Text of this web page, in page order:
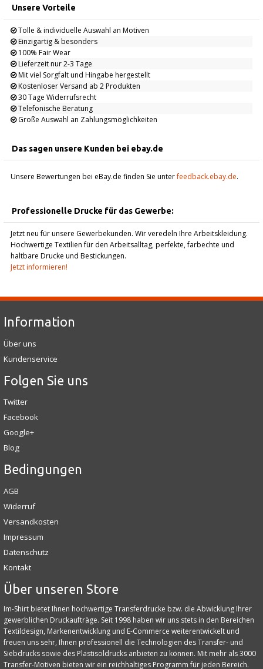
Unsere Vorteile
Tolle & individuelle Auswahl an Motiven
Einzigartig & besonders
100% Fair Wear
Lieferzeit nur 2-3 Tage
Mit viel Sorgfalt und Hingabe hergestellt
Kostenloser Versand ab 2 Produkten
30 Tage Widerrufsrecht
Telefonische Beratung
Große Auswahl an Zahlungsmöglichkeiten
Das sagen unsere Kunden bei ebay.de
Unsere Bewertungen bei eBay.de finden Sie unterfeedback.ebay.de.
Professionelle Drucke für das Gewerbe:
Jetzt neu für unsere Gewerbekunden. Wir veredeln Ihre Arbeitskleidung.
Hochwertige Textilien für den Arbeitsalltag, perfekte, farbechte und
haltbare Drucke und Bestickungen.
Jetzt informieren!
Information
Über uns
Kundenservice
Folgen Sie uns
Twitter
Facebook
Google+
Blog
Bedingungen
AGB
Widerruf
Versandkosten
Impressum
Datenschutz
Kontakt
Über unseren Store
Im-Shirt bietet Ihnen hochwertige Transferdrucke bzw. die Abwicklung Ihrer
gewerblichen Druckaufträge. Seit 1998 haben wir uns stets in den Bereichen
Textildesign, Markenentwicklung und E‑Commerce weiterentwickelt und
freuen uns sehr, Ihnen professionell die Technologien des Transfer- und
Siebdrucks sowie des Plastisoldrucks anbieten zu können. Mit mehr als 3000
Transfer-Motiven bieten wir ein reichhaltiges Programm für jeden Bereich.